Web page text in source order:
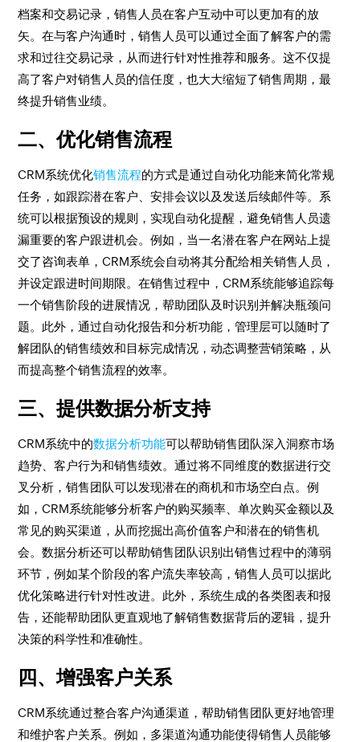
档案和交易记录，销售人员在客户互动中可以更加有的放
矢。在与客户沟通时，销售人员可以通过全面了解客户的需
求和过往交易记录，从而进行针对性推荐和服务。这不仅提
高了客户对销售人员的信任度，也大大缩短了销售周期，最
终提升销售业绩。
二、优化销售流程
CRM系统优化销售流程的方式是通过自动化功能来简化常规
任务，如跟踪潜在客户、安排会议以及发送后续邮件等。系
统可以根据预设的规则，实现自动化提醒，避免销售人员遗
漏重要的客户跟进机会。例如，当一名潜在客户在网站上提
交了咨询表单，CRM系统会自动将其分配给相关销售人员，
并设定跟进时间期限。在销售过程中，CRM系统能够追踪每
一个销售阶段的进展情况，帮助团队及时识别并解决瓶颈问
题。此外，通过自动化报告和分析功能，管理层可以随时了
解团队的销售绩效和目标完成情况，动态调整营销策略，从
而提高整个销售流程的效率。
三、提供数据分析支持
CRM系统中的数据分析功能可以帮助销售团队深入洞察市场
趋势、客户行为和销售绩效。通过将不同维度的数据进行交
叉分析，销售团队可以发现潜在的商机和市场空白点。例
如，CRM系统能够分析客户的购买频率、单次购买金额以及
常见的购买渠道，从而挖掘出高价值客户和潜在的销售机
会。数据分析还可以帮助销售团队识别出销售过程中的薄弱
环节，例如某个阶段的客户流失率较高，销售人员可以据此
优化策略进行针对性改进。此外，系统生成的各类图表和报
告，还能帮助团队更直观地了解销售数据背后的逻辑，提升
决策的科学性和准确性。
四、增强客户关系
CRM系统通过整合客户沟通渠道，帮助销售团队更好地管理
和维护客户关系。例如，多渠道沟通功能使得销售人员能够